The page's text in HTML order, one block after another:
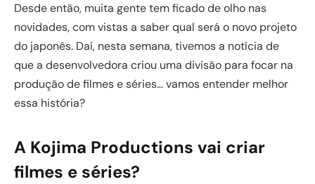
Desde então, muita gente tem ficado de olho nas
novidades, com vistas a saber qual será o novo projeto
do japonês. Daí, nesta semana, tivemos a notícia de
que a desenvolvedora criou uma divisão para focar na
produção de filmes e séries… vamos entender melhor
essa história?
A Kojima Productions vai criar
filmes e séries?